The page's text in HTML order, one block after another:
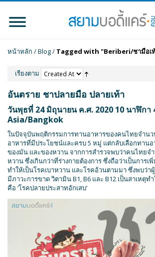
หน้าหลัก /Blog/ Tagged with "Beriberi/ชามือเ
เรียงตาม
อันตราย ชาปลายมือ ปลายเท้า
วันพุธที่ 24 มิถุนายน ค.ศ. 2020 10 นาฬิกา
Asia/Bangkok
ในปัจจุบันพฤติกรรมการทานอาหารของคนไทยจำน
อาหารที่มีประโยชน์และครบ 5 หมู่ แต่กลับเลือกทาน
ของมัน และของหวาน จากการสำรวจพบว่าคนไทยจ
หวาน ซึ่งเกินกว่าที่ร่างกายต้องการ ซึ่งถือว่าเป็นการเ
ทำให้เป็นโรคเบาหวาน และโรคอ้วนตามมา ซึ่งพบว่า
มีภาวะการขาด วิตามิน B1, B6 และ B12 เป็นสาเหตุ
คือ ‘โรคปลายประสาทอักเสบ’